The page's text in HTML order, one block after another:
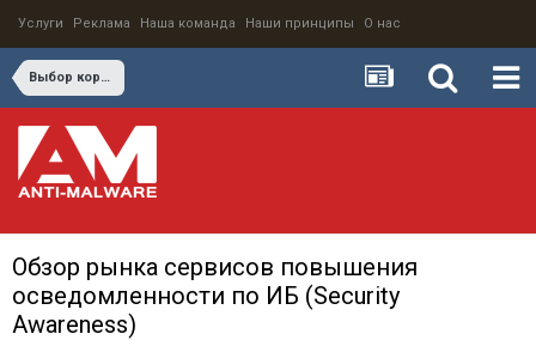
Услуги Реклама Наша команда Наши принципы О нас
Выбор корпоративных средств защиты
Обзор рынка сервисов повышения
осведомленности по ИБ (Security
Awareness)